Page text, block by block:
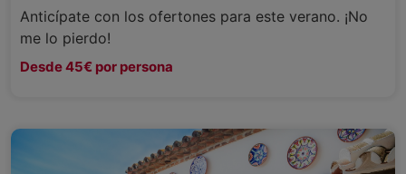
Anticípate con los ofertones para este verano. ¡No
me lo pierdo!
Desde 45€ por persona